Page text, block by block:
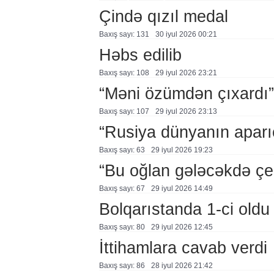
Çində qızıl medal
Baxış sayı: 131 30 i̇yul 2026 00:21
Həbs edilib
Baxış sayı: 108 29 i̇yul 2026 23:21
“Məni özümdən çıxardı”
Baxış sayı: 107 29 i̇yul 2026 23:13
“Rusiya dünyanın
Baxış sayı: 63 29 i̇yul 2026 19:23
“Bu oğlan gələcəkdə
Baxış sayı: 67 29 i̇yul 2026 14:49
Bolqarıstanda 1-ci oldu
Baxış sayı: 80 29 i̇yul 2026 12:45
İttihamlara cavab verdi
Baxış sayı: 86 28 i̇yul 2026 21:42